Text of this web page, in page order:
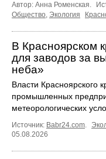
Автор: Анна Роменская.
Общество, Экология
В Красноярском
для заводов за
неба»
Власти Красноярского
промышленных
метеорологических
Источник: Babr24.com.
05.08.2026